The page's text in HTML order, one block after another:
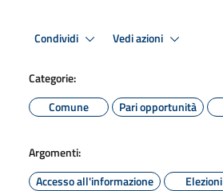
Condividi Vedi azioni
Categorie:
Comune
Pari opportunità
Argomenti:
Accesso all'informazione
Elezioni